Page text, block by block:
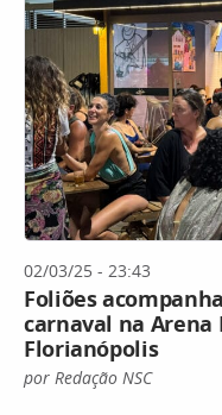
02/03/25 - 23:43
Foliões
carnaval na Arena
Florianópolis
por Redação NSC